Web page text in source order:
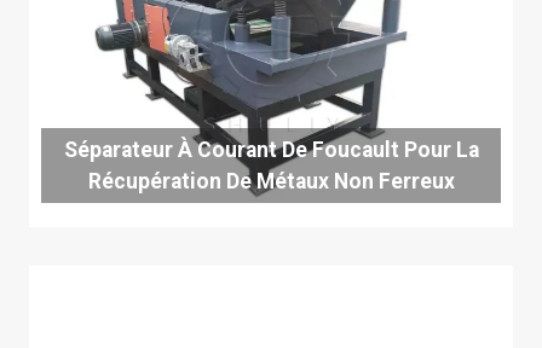
Séparateur À Courant De Foucault Pour La
Récupération De Métaux Non Ferreux